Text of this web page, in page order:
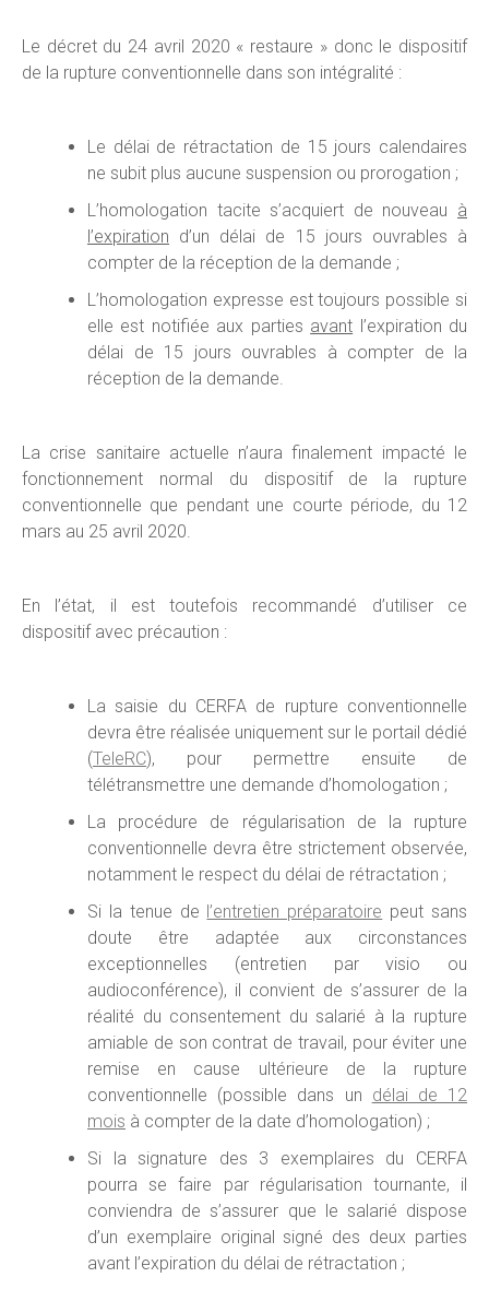
Le décret du 24 avril 2020 « restaure » donc le dispositif
de la rupture conventionnelle dans son intégralité :
Le délai de rétractation de 15 jours calendaires
ne subit plus aucune suspension ou prorogation ;
L’homologation tacite s’acquiert de nouveau à
l’expiration d’un délai de 15 jours ouvrables à
compter de la réception de la demande ;
L’homologation expresse est toujours possible si
elle est notifiée aux parties avant l’expiration du
délai de 15 jours ouvrables à compter de la
réception de la demande.
La crise sanitaire actuelle n’aura finalement impacté le
fonctionnement normal du dispositif de la rupture
conventionnelle que pendant une courte période, du 12
mars au 25 avril 2020.
En l’état, il est toutefois recommandé d’utiliser ce
dispositif avec précaution :
La saisie du CERFA de rupture conventionnelle
devra être réalisée uniquement sur le portail dédié
(TeleRC), pour permettre ensuite de
télétransmettre une demande d’homologation ;
La procédure de régularisation de la rupture
conventionnelle devra être strictement observée,
notamment le respect du délai de rétractation ;
Si la tenue de l’entretien préparatoire peut sans
doute être adaptée aux circonstances
exceptionnelles (entretien par visio ou
audioconférence), il convient de s’assurer de la
réalité du consentement du salarié à la rupture
amiable de son contrat de travail, pour éviter une
remise en cause ultérieure de la rupture
conventionnelle (possible dans un délai de 12
mois à compter de la date d’homologation) ;
Si la signature des 3 exemplaires du CERFA
pourra se faire par régularisation tournante, il
conviendra de s’assurer que le salarié dispose
d’un exemplaire original signé des deux parties
avant l’expiration du délai de rétractation ;